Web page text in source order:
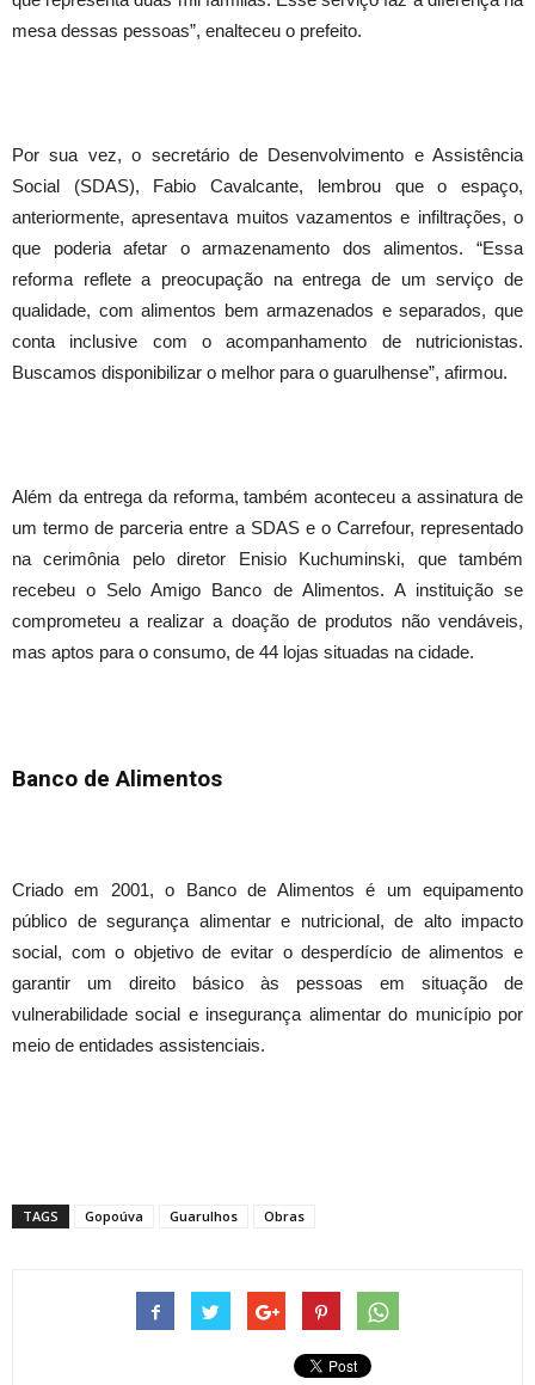
Foto: Fábio Nunes Teixeira/PMG
mesa dessas pessoas”, enalteceu o prefeito.
Por sua vez, o secretário de Desenvolvimento e Assistência
Social (SDAS), Fabio Cavalcante, lembrou que o espaço,
anteriormente, apresentava muitos vazamentos e infiltrações, o
que poderia afetar o armazenamento dos alimentos. “Essa
reforma reflete a preocupação na entrega de um serviço de
qualidade, com alimentos bem armazenados e separados, que
conta inclusive com o acompanhamento de nutricionistas.
Buscamos disponibilizar o melhor para o guarulhense”, afirmou.
Além da entrega da reforma, também aconteceu a assinatura de
um termo de parceria entre a SDAS e o Carrefour, representado
na cerimônia pelo diretor Enisio Kuchuminski, que também
recebeu o Selo Amigo Banco de Alimentos. A instituição se
comprometeu a realizar a doação de produtos não vendáveis,
mas aptos para o consumo, de 44 lojas situadas na cidade.
Banco de Alimentos
Criado em 2001, o Banco de Alimentos é um equipamento
público de segurança alimentar e nutricional, de alto impacto
social, com o objetivo de evitar o desperdício de alimentos e
garantir um direito básico às pessoas em situação de
vulnerabilidade social e insegurança alimentar do município por
meio de entidades assistenciais.
TAGS Gopoúva Guarulhos Obras